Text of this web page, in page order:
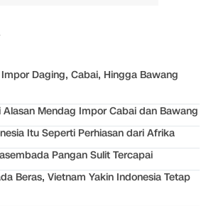
Daging, Cabai, Hingga Bawang
Mendag Impor Cabai dan Bawang
Itu Seperti Perhiasan dari Afrika
Pangan Sulit Tercapai
Beras, Vietnam Yakin Indonesia Tetap